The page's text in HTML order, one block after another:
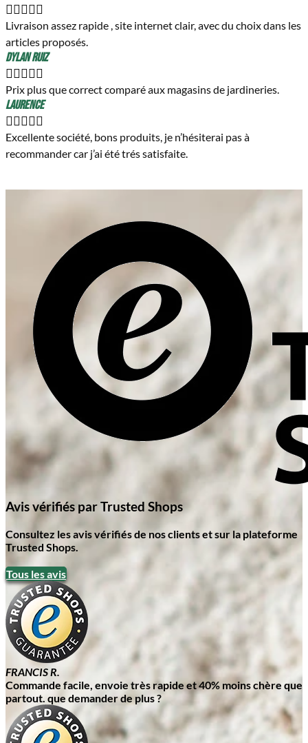

Livraison assez rapide , site internet clair, avec du choix dans les
articles proposés.
Dylan Ruiz

Prix plus que correct comparé aux magasins de jardineries.
Laurence

Excellente société, bons produits, je n’hésiterai pas à
recommander car j’ai été trés satisfaite.
Avis vérifiés par Trusted Shops
Consultez les avis vérifiés de nos clients et sur la plateforme
Trusted Shops.
Tous les avis
FRANCIS R.
Commande facile, envoie très rapide et 40% moins chère que
partout. que demander de plus ?